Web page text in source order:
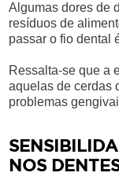
Algumas dores de
resíduos de
passar o fio dental
Ressalta-se que a
aquelas de cerdas
problemas
NOS